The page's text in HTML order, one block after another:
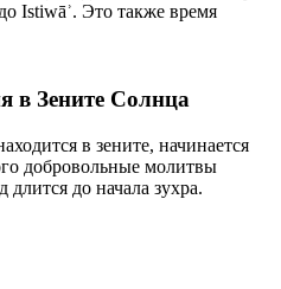
Istiwāʾ. Это также время
в Зените Солнца
в зените, начинается
добровольные молитвы
до начала зухра.